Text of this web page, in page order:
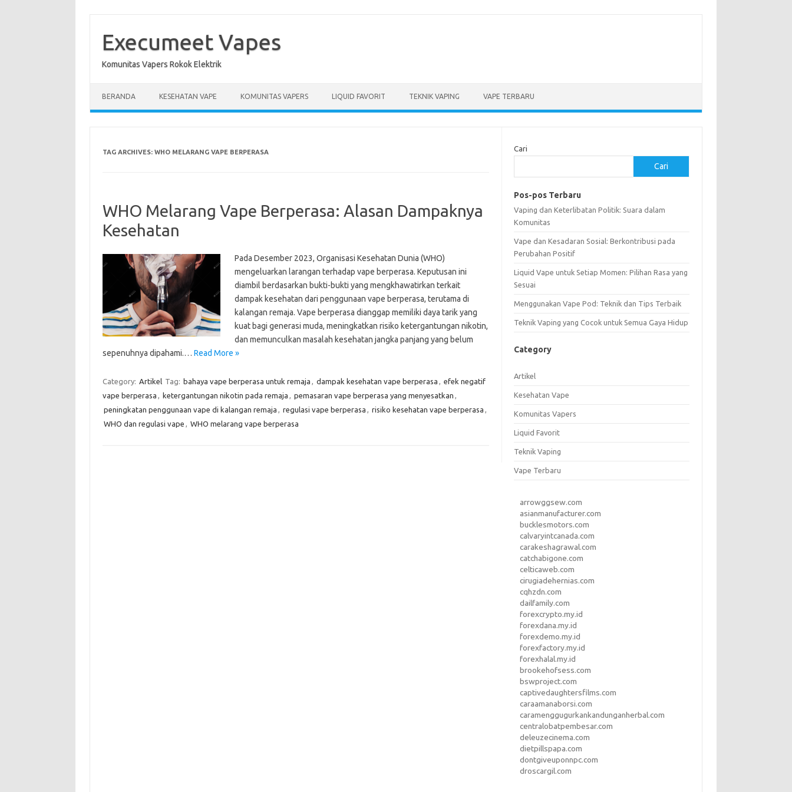
contentExecumeet Vapes
Komunitas Vapers Rokok Elektrik
BERANDA KESEHATAN VAPE KOMUNITAS VAPERS LIQUID FAVORIT TEKNIK VAPING VAPE TERBARU
TAG ARCHIVES: WHO MELARANG VAPE BERPERASA
WHO Melarang Vape Berperasa: Alasan Dampaknya
Kesehatan
Pada Desember 2023, Organisasi Kesehatan Dunia (WHO)
mengeluarkan larangan terhadap vape berperasa. Keputusan ini
diambil berdasarkan bukti-bukti yang mengkhawatirkan terkait
dampak kesehatan dari penggunaan vape berperasa, terutama di
kalangan remaja. Vape berperasa dianggap memiliki daya tarik yang
kuat bagi generasi muda, meningkatkan risiko ketergantungan nikotin,
dan memunculkan masalah kesehatan jangka panjang yang belum
sepenuhnya dipahami.… Read More »
Category: Artikel Tag: bahaya vape berperasa untuk remaja , dampak kesehatan vape berperasa , efek negatif
vape berperasa , ketergantungan nikotin pada remaja , pemasaran vape berperasa yang menyesatkan ,
peningkatan penggunaan vape di kalangan remaja , regulasi vape berperasa , risiko kesehatan vape berperasa ,
WHO dan regulasi vape , WHO melarang vape berperasa
Cari
Cari
Pos-pos Terbaru
Vaping dan Keterlibatan Politik: Suara dalam
Komunitas
Vape dan Kesadaran Sosial: Berkontribusi pada
Perubahan Positif
Liquid Vape untuk Setiap Momen: Pilihan Rasa yang
Sesuai
Menggunakan Vape Pod: Teknik dan Tips Terbaik
Teknik Vaping yang Cocok untuk Semua Gaya Hidup
Category
Artikel
Kesehatan Vape
Komunitas Vapers
Liquid Favorit
Teknik Vaping
Vape Terbaru
arrowggsew.com
asianmanufacturer.com
bucklesmotors.com
calvaryintcanada.com
carakeshagrawal.com
catchabigone.com
celticaweb.com
cirugiadehernias.com
cqhzdn.com
dailfamily.com
forexcrypto.my.id
forexdana.my.id
forexdemo.my.id
forexfactory.my.id
forexhalal.my.id
brookehofsess.com
bswproject.com
captivedaughtersfilms.com
caraamanaborsi.com
caramenggugurkankandunganherbal.com
centralobatpembesar.com
deleuzecinema.com
dietpillspapa.com
dontgiveuponnpc.com
droscargil.com